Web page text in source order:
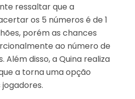
ressaltar que a
os 5 números é de 1
porém as chances
ao número de
Além disso, a Quina realiza
a torna uma opção